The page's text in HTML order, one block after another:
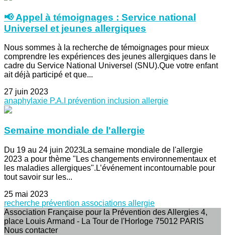
📢 Appel à témoignages : Service national
Universel et jeunes allergiques
Nous sommes à la recherche de témoignages pour mieux
comprendre les expériences des jeunes allergiques dans le
cadre du Service National Universel (SNU).Que votre enfant
ait déjà participé et que...
27 juin 2023
anaphylaxie P.A.I prévention inclusion allergie
Semaine mondiale de l'allergie
Du 19 au 24 juin 2023La semaine mondiale de l'allergie
2023 a pour thème "Les changements environnementaux et
les maladies allergiques".L’événement incontournable pour
tout savoir sur les...
25 mai 2023
recherche prévention associations allergie
Association Française pour la Prévention des Allergies 4,
place Louis Armand - La Tour de l'Horloge 75012 PARIS
Nous contacter